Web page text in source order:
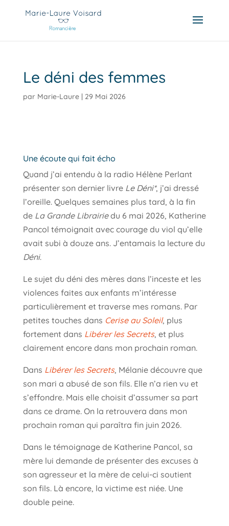
Le déni des femmes
par Marie-Laure| 29 Mai 2026
Une écoute qui fait écho
Quand j’ai entendu à la radio Hélène Perlant
présenter son dernier livre Le Déni*, j’ai dressé
l’oreille. Quelques semaines plus tard, à la fin
de La Grande Librairiedu 6 mai 2026, Katherine
Pancol témoignait avec courage du viol qu’elle
avait subi à douze ans. J’entamais la lecture du
Déni.
Le sujet du déni des mères dans l’inceste et les
violences faites aux enfants m’intéresse
particulièrement et traverse mes romans. Par
petites touches dans Cerise au Soleil, plus
fortement dans Libérer les Secrets, et plus
clairement encore dans mon prochain roman.
Dans Libérer les Secrets, Mélanie découvre que
son mari a abusé de son fils. Elle n’a rien vu et
s’effondre. Mais elle choisit d’assumer sa part
dans ce drame. On la retrouvera dans mon
prochain roman qui paraîtra fin juin 2026.
Dans le témoignage de Katherine Pancol, sa
mère lui demande de présenter des excuses à
son agresseur et la mère de celui-ci soutient
son fils. Là encore, la victime est niée. Une
double peine.